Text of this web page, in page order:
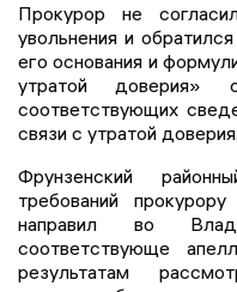
Прокурор не
увольнения и
его основания и
утратой доверия»
соответствующих
связи с утратой доверия.
Фрунзенский
требований
направил во
соответствующе
результатам